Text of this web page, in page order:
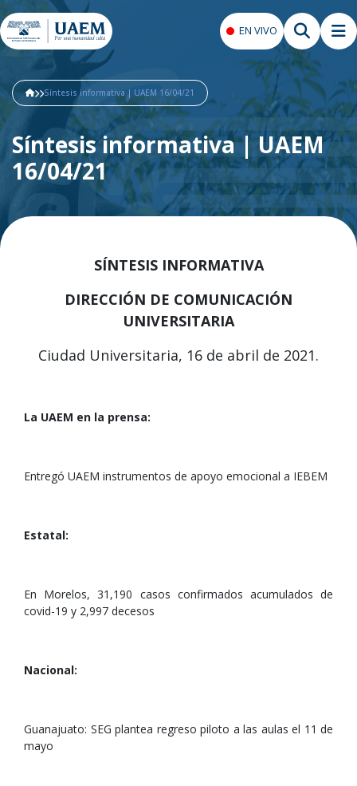
EN VIVO
Síntesis informativa | UAEM 16/04/21
Síntesis informativa | UAEM
16/04/21
SÍNTESIS INFORMATIVA
DIRECCIÓN DE COMUNICACIÓN
UNIVERSITARIA
Ciudad Universitaria, 16 de abril de 2021.
La UAEM en la prensa:
Entregó UAEM instrumentos de apoyo emocional a IEBEM
Estatal:
En Morelos, 31,190 casos confirmados acumulados de
covid-19 y 2,997 decesos
Nacional:
Guanajuato: SEG plantea regreso piloto a las aulas el 11 de
mayo